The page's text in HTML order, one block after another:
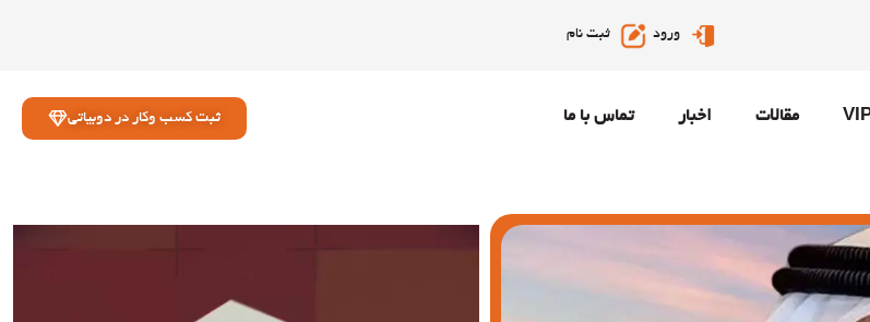
ورود ثبت نام
مقالات اخبار تماس با ما ثبت کسب وکار در دوبیاتی